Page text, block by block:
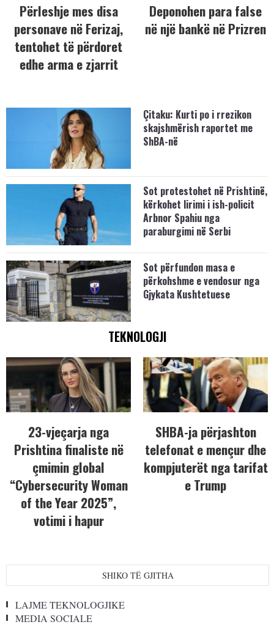
Përleshje mes disa
personave në Ferizaj,
tentohet të përdoret
edhe arma e zjarrit
Deponohen para false
në një bankë në Prizren
Çitaku: Kurti po i rrezikon
skajshmërish raportet me
ShBA-në
Sot protestohet në Prishtinë,
kërkohet lirimi i ish-policit
Arbnor Spahiu nga
paraburgimi në Serbi
Sot përfundon masa e
përkohshme e vendosur nga
Gjykata Kushtetuese
TEKNOLOGJI
23-vjeçarja nga
Prishtina finaliste në
çmimin global
“Cybersecurity Woman
of the Year 2025”,
votimi i hapur
SHBA-ja përjashton
telefonat e mençur dhe
kompjuterët nga tarifat
e Trump
SHIKO TË GJITHA
LAJME TEKNOLOGJIKE
MEDIA SOCIALE